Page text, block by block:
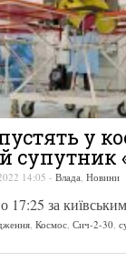
у
супутник
14:05 - Влада, Новини
17:25 за
, Космос, Сич-2-30,